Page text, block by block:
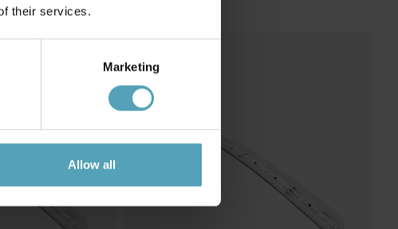
their services.
Marketing
Allow all